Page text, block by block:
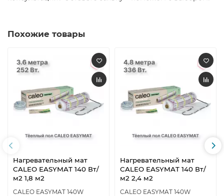
Похожие товары
Нагревательный мат
CALEO EASYMAT 140 Вт/
м2 1,8 м2
CALEO EASYMAT 140W
Нагревательный мат
CALEO EASYMAT 140 Вт/
м2 2,4 м2
CALEO EASYMAT 140W